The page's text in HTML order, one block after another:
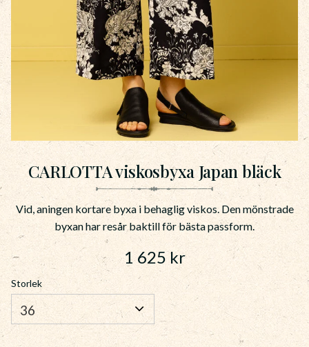
CARLOTTA viskosbyxa Japan bläck
Vid, aningen kortare byxa i behaglig viskos. Den mönstrade
byxan har resår baktill för bästa passform.
1 625kr
Storlek